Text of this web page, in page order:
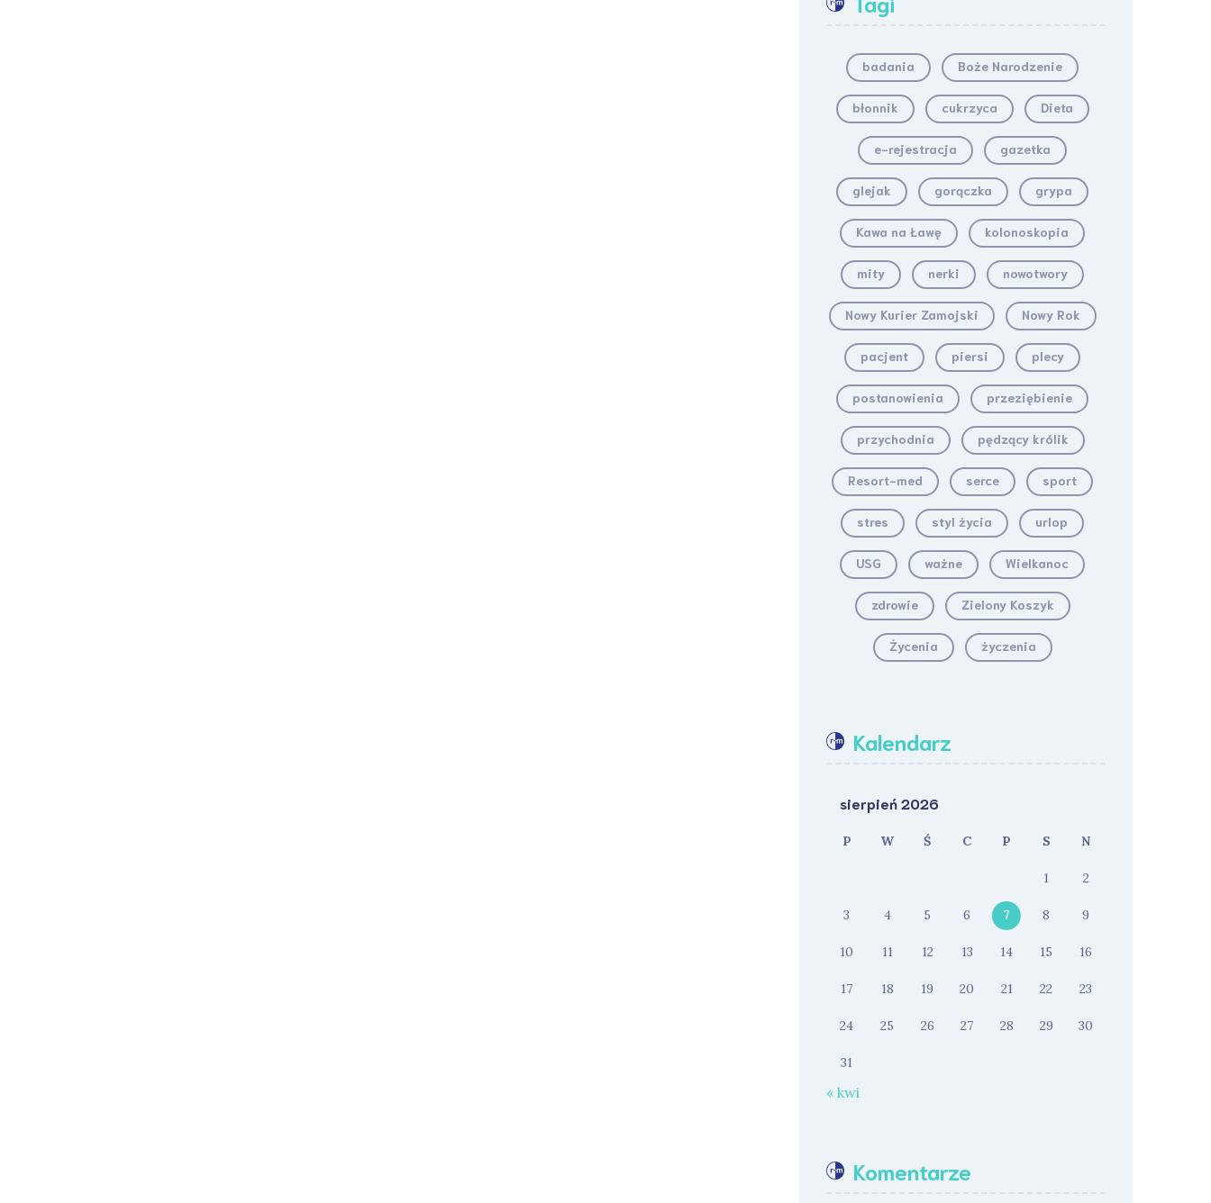
badania Boże Narodzenie
błonnik cukrzyca Dieta
e-rejestracja gazetka
glejak gorączka grypa
Kawa na Ławę kolonoskopia
mity nerki nowotwory
Nowy Kurier Zamojski Nowy Rok
pacjent piersi plecy
postanowienia przeziębienie
przychodnia pędzący królik
Resort-med serce sport
stres styl życia urlop
USG ważne Wielkanoc
zdrowie Zielony Koszyk
Życenia życzenia
Kalendarz
sierpień 2026
P W Ś C P S N
1 2
3 4 5 6 7 8 9
10 11 12 13 14 15 16
17 18 19 20 21 22 23
24 25 26 27 28 29 30
31
« kwi
Komentarze